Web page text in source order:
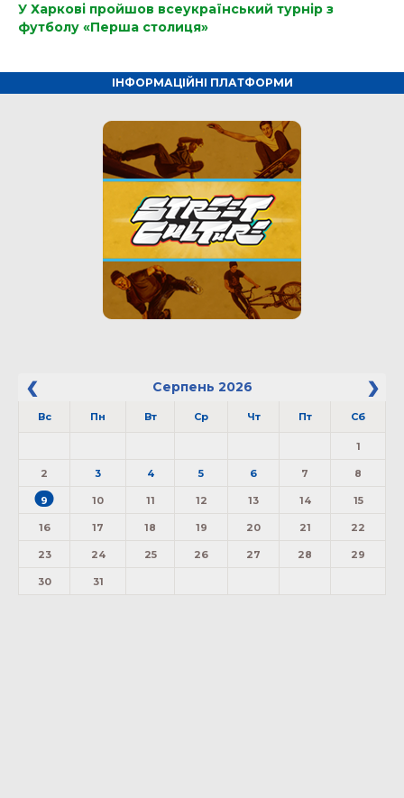
У Харкові пройшов всеукраїнський турнір з
футболу «Перша столиця»
ІНФОРМАЦІЙНІ ПЛАТФОРМИ
Серпень 2026
Вс Пн Вт Ср Чт Пт Сб
1
2 3 4 5 6 7 8
9 10 11 12 13 14 15
16 17 18 19 20 21 22
23 24 25 26 27 28 29
30 31